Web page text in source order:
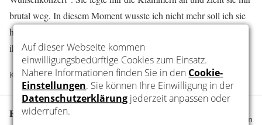
brutal weg. In diesem Moment wusste ich nicht mehr soll ich sie
hassen oder noch mehr lieben. Ich hatte extreme Schmerzen und
ihre sadistische Art macht mich gleichzeitig noch geiler.
Kategorien: Feedbacks
Elea Juna Nach oben